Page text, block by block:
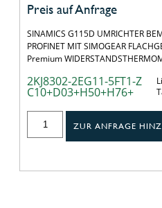
Preis auf Anfrage
SINAMICS G115D UMRICHTER
PROFINET MIT SIMOGEAR
Premium
2KJ8302-2EG11-5FT1-Z
C10+D03+H50+H76+
ZUR ANFRAGE